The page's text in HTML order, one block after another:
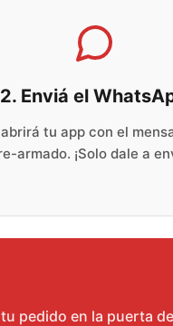
2. Enviá el
tu app con el
armado. ¡Solo dale a
pedido en la puerta